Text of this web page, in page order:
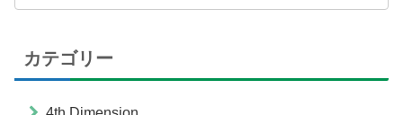
カテゴリー